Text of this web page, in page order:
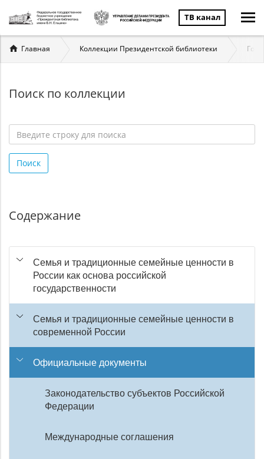
ТВ канал
Вы
здесь
Главная Коллекции Президентской библиотеки
Поиск по коллекции
строку
для
Поиск
Содержание
Семья и традиционные семейные ценности в
России как основа российской
государственности
Семья и традиционные семейные ценности в
современной России
Официальные документы
Законодательство субъектов Российской
Федерации
Международные соглашения